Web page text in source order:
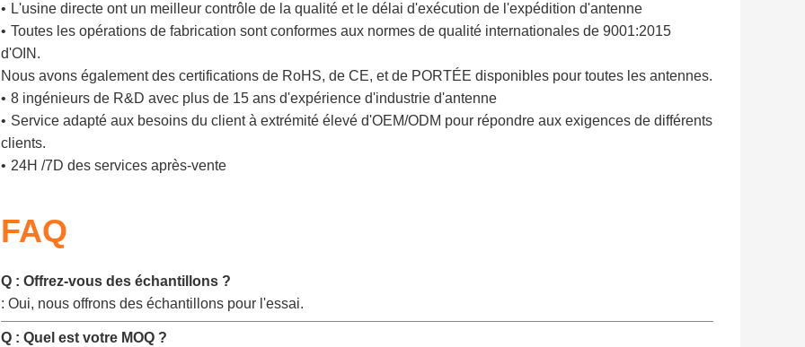
• L'usine directe ont un meilleur contrôle de la qualité et le délai d'exécution de l'expédition d'antenne
• Toutes les opérations de fabrication sont conformes aux normes de qualité internationales de 9001:2015
d'OIN.
Nous avons également des certifications de RoHS, de CE, et de PORTÉE disponibles pour toutes les antennes.
• 8 ingénieurs de R&D avec plus de 15 ans d'expérience d'industrie d'antenne
• Service adapté aux besoins du client à extrémité élevé d'OEM/ODM pour répondre aux exigences de différents
clients.
• 24H /7D des services après-vente
FAQ
Q : Offrez-vous des échantillons ?
: Oui, nous offrons des échantillons pour l'essai.
Q : Quel est votre MOQ ?